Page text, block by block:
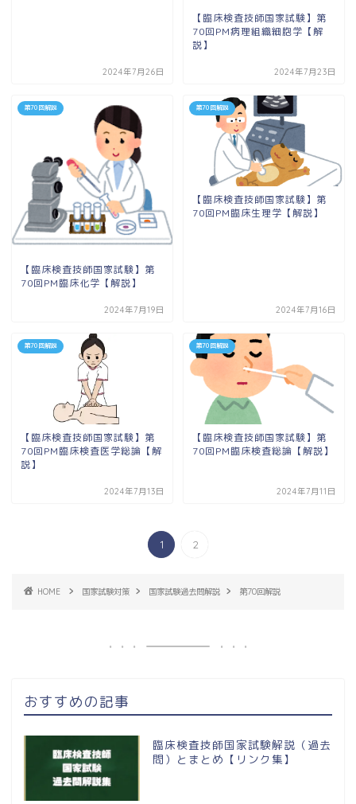
2024年7月26日
【臨床検査技師国家試験】第
70回PM病理組織細胞学【解
説】
2024年7月23日
第70回解説
【臨床検査技師国家試験】第
70回PM臨床化学【解説】
2024年7月19日
第70回解説
【臨床検査技師国家試験】第
70回PM臨床生理学【解説】
2024年7月16日
第70回解説
【臨床検査技師国家試験】第
70回PM臨床検査医学総論【解
説】
2024年7月13日
第70回解説
【臨床検査技師国家試験】第
70回PM臨床検査総論【解説】
2024年7月11日
1 2
HOME 国家試験対策 国家試験過去問解説 第70回解説
おすすめの記事
臨床検査技師国家試験解説（過去
問）とまとめ【リンク集】